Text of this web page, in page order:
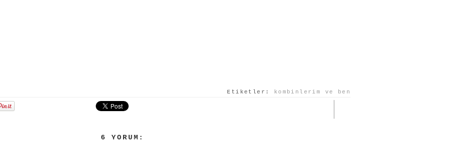
Etiketler: kombinlerim ve ben
6 YORUM: